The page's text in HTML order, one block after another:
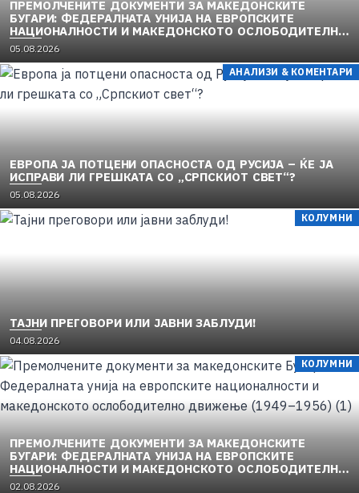
ПРЕМОЛЧЕНИТЕ ДОКУМЕНТИ ЗА МАКЕДОНСКИТЕ
БУГАРИ: ФЕДЕРАЛНАТА УНИЈА НА ЕВРОПСКИТЕ
НАЦИОНАЛНОСТИ И МАКЕДОНСКОТО ОСЛОБОДИТЕЛНО
ДВИЖЕЊЕ (1949–1956) (2)
05.08.2026
АНАЛИЗИ & КОМЕНТАРИ
ЕВРОПА ЈА ПОТЦЕНИ ОПАСНОСТА ОД РУСИЈА – ЌЕ ЈА
ИСПРАВИ ЛИ ГРЕШКАТА СО „СРПСКИОТ СВЕТ“?
05.08.2026
КОЛУМНИ
TAЈНИ ПРЕГОВОРИ ИЛИ ЈАВНИ ЗАБЛУДИ!
04.08.2026
КОЛУМНИ
ПРЕМОЛЧЕНИТЕ ДОКУМЕНТИ ЗА МАКЕДОНСКИТЕ
БУГАРИ: ФЕДЕРАЛНАТА УНИЈА НА ЕВРОПСКИТЕ
НАЦИОНАЛНОСТИ И МАКЕДОНСКОТО ОСЛОБОДИТЕЛНО
ДВИЖЕЊЕ (1949–1956) (1)
02.08.2026